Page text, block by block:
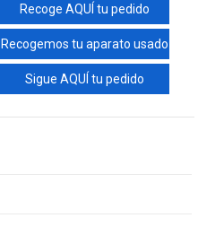
Recoge AQUÍ tu pedido
Recogemos tu aparato usado
Sigue AQUÍ tu pedido